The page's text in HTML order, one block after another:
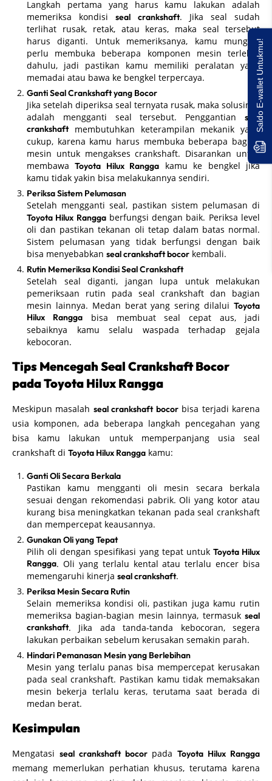
Langkah pertama yang harus kamu lakukan adalah
memeriksa kondisiseal crankshaft. Jika seal sudah
terlihat rusak, retak, atau keras, maka seal tersebut
harus diganti. Untuk memeriksanya, kamu mungkin
perlu membuka beberapa komponen mesin terlebih
dahulu, jadi pastikan kamu memiliki peralatan yang
memadai atau bawa ke bengkel terpercaya.
Ganti Seal Crankshaft yang Bocor
Jika setelah diperiksa seal ternyata rusak, maka solusinya
adalah mengganti seal tersebut. Penggantian seal
crankshaftmembutuhkan keterampilan mekanik yang
cukup, karena kamu harus membuka beberapa bagian
mesin untuk mengakses crankshaft. Disarankan untuk
membawaToyota Hilux Rangga kamu ke bengkel jika
kamu tidak yakin bisa melakukannya sendiri.
Periksa Sistem Pelumasan
Setelah mengganti seal, pastikan sistem pelumasan di
Toyota Hilux Ranggaberfungsi dengan baik. Periksa level
oli dan pastikan tekanan oli tetap dalam batas normal.
Sistem pelumasan yang tidak berfungsi dengan baik
bisa menyebabkan seal crankshaft bocor kembali.
Rutin Memeriksa Kondisi Seal Crankshaft
Setelah seal diganti, jangan lupa untuk melakukan
pemeriksaan rutin pada seal crankshaft dan bagian
mesin lainnya. Medan berat yang sering dilalui Toyota
Hilux Ranggabisa membuat seal cepat aus, jadi
sebaiknya kamu selalu waspada terhadap gejala
kebocoran.
Tips Mencegah Seal Crankshaft Bocor
pada Toyota Hilux Rangga
Meskipun masalah seal crankshaft bocorbisa terjadi karena
usia komponen, ada beberapa langkah pencegahan yang
bisa kamu lakukan untuk memperpanjang usia seal
crankshaft di Toyota Hilux Rangga kamu:
Ganti Oli Secara Berkala
Pastikan kamu mengganti oli mesin secara berkala
sesuai dengan rekomendasi pabrik. Oli yang kotor atau
kurang bisa meningkatkan tekanan pada seal crankshaft
dan mempercepat keausannya.
Gunakan Oli yang Tepat
Pilih oli dengan spesifikasi yang tepat untuk Toyota Hilux
Rangga. Oli yang terlalu kental atau terlalu encer bisa
memengaruhi kinerja seal crankshaft.
Periksa Mesin Secara Rutin
Selain memeriksa kondisi oli, pastikan juga kamu rutin
memeriksa bagian-bagian mesin lainnya, termasuk seal
crankshaft. Jika ada tanda-tanda kebocoran, segera
lakukan perbaikan sebelum kerusakan semakin parah.
Hindari Pemanasan Mesin yang Berlebihan
Mesin yang terlalu panas bisa mempercepat kerusakan
pada seal crankshaft. Pastikan kamu tidak memaksakan
mesin bekerja terlalu keras, terutama saat berada di
medan berat.
Kesimpulan
Mengatasi seal crankshaft bocorpadaToyota Hilux Rangga
memang memerlukan perhatian khusus, terutama karena
Saldo E-wallet Untukmu!